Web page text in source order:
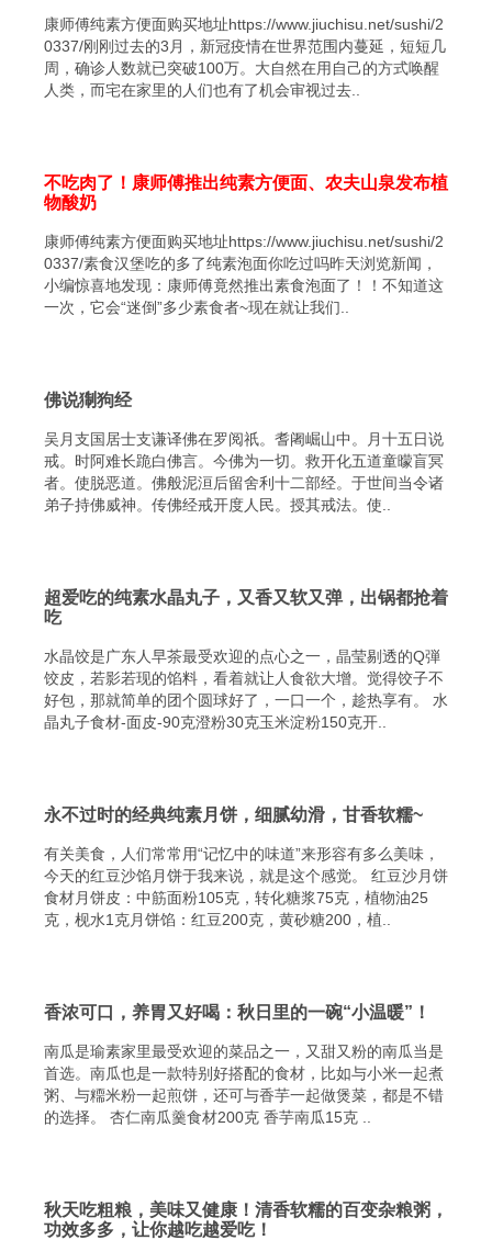
康师傅纯素方便面购买地址https://www.jiuchisu.net/sushi/2
0337/刚刚过去的3月，新冠疫情在世界范围内蔓延，短短几
周，确诊人数就已突破100万。大自然在用自己的方式唤醒
人类，而宅在家里的人们也有了机会审视过去..
不吃肉了！康师傅推出纯素方便面、农夫山泉发布植
物酸奶
康师傅纯素方便面购买地址https://www.jiuchisu.net/sushi/2
0337/素食汉堡吃的多了纯素泡面你吃过吗昨天浏览新闻，
小编惊喜地发现：康师傅竟然推出素食泡面了！！不知道这
一次，它会“迷倒”多少素食者~现在就让我们..
佛说猘狗经
吴月支国居士支谦译佛在罗阅祇。耆阇崛山中。月十五日说
戒。时阿难长跪白佛言。今佛为一切。救开化五道童曚盲冥
者。使脱恶道。佛般泥洹后留舍利十二部经。于世间当令诸
弟子持佛威神。传佛经戒开度人民。授其戒法。使..
超爱吃的纯素水晶丸子，又香又软又弹，出锅都抢着
吃
水晶饺是广东人早茶最受欢迎的点心之一，晶莹剔透的Q弾
饺皮，若影若现的馅料，看着就让人食欲大增。觉得饺子不
好包，那就简单的团个圆球好了，一口一个，趁热享有。 水
晶丸子食材-面皮-90克澄粉30克玉米淀粉150克开..
永不过时的经典纯素月饼，细腻幼滑，甘香软糯~
有关美食，人们常常用“记忆中的味道”来形容有多么美味，
今天的红豆沙馅月饼于我来说，就是这个感觉。 红豆沙月饼
食材月饼皮：中筋面粉105克，转化糖浆75克，植物油25
克，枧水1克月饼馅：红豆200克，黄砂糖200，植..
香浓可口，养胃又好喝：秋日里的一碗“小温暖”！
南瓜是瑜素家里最受欢迎的菜品之一，又甜又粉的南瓜当是
首选。南瓜也是一款特别好搭配的食材，比如与小米一起煮
粥、与糥米粉一起煎饼，还可与香芋一起做煲菜，都是不错
的选择。 杏仁南瓜羹食材200克 香芋南瓜15克 ..
秋天吃粗粮，美味又健康！清香软糯的百变杂粮粥，
功效多多，让你越吃越爱吃！